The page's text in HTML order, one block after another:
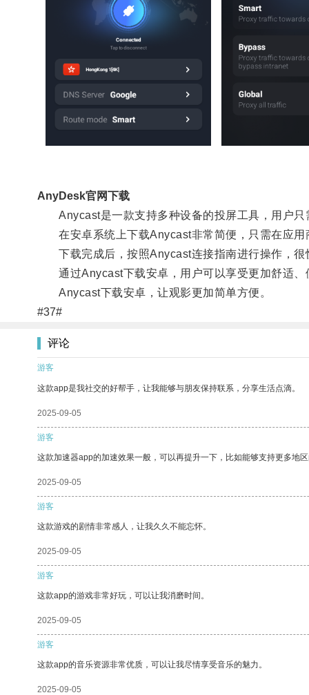
AnyDesk官网下载
Anycast是一款支持多种设备的投屏工具，用户只
在安卓系统上下载Anycast非常简便，只需在应用
下载完成后，按照Anycast连接指南进行操作，很
通过Anycast下载安卓，用户可以享受更加舒适、
Anycast下载安卓，让观影更加简单方便。
#37#
评论
游客
这款app是我社交的好帮手，让我能够与朋友保持联系，分享生活点滴。
2025-09-05
游客
这款加速器app的加速效果一般，可以再提升一下，比如能够支持更多地
2025-09-05
游客
这款游戏的剧情非常感人，让我久久不能忘怀。
2025-09-05
游客
这款app的游戏非常好玩，可以让我消磨时间。
2025-09-05
游客
这款app的音乐资源非常优质，可以让我尽情享受音乐的魅力。
2025-09-05